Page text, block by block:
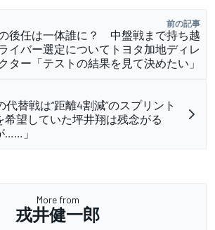
前の記事
後任は一体誰に？ 中盤戦まで持ち越
イバー選定についてトヨタ加地ディレ
クター「テストの結果を見て決めたい」
代替戦は“距離4割減”のスプリント
希望していた坪井翔は残念がる
……」
More from
戎井健一郎